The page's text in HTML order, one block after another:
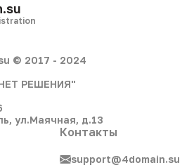
© 2017 - 2024
РЕШЕНИЯ"
ул.Маячная, д.13
Контакты
support@4domain.su